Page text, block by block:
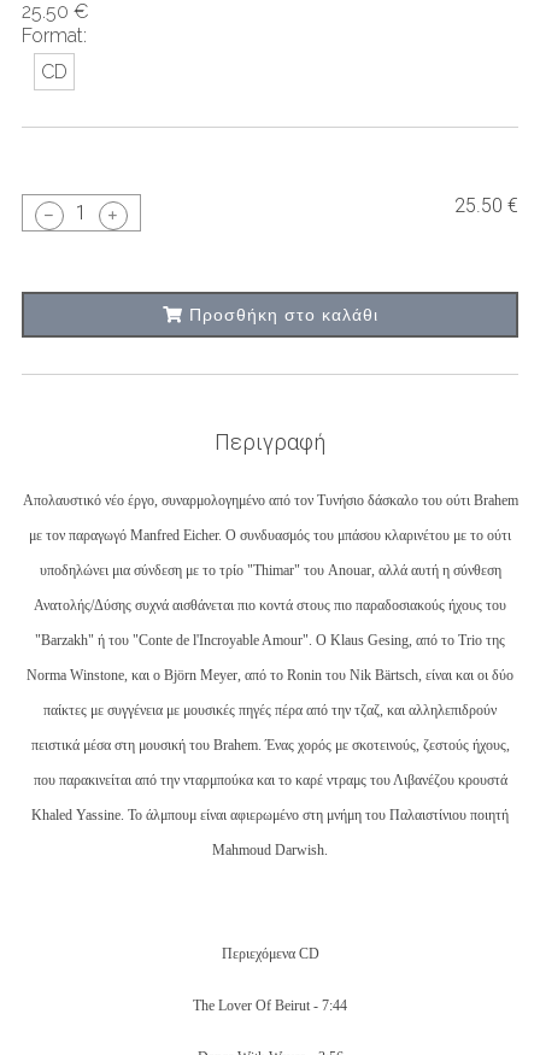
25.50 €
Format:
CD
1 25.50 €
Προσθήκη στο καλάθι
Περιγραφή
Απολαυστικό νέο έργο, συναρμολογημένο από τον Τυνήσιο δάσκαλο του ούτι Brahem
με τον παραγωγό Manfred Eicher. Ο συνδυασμός του μπάσου κλαρινέτου με το ούτι
υποδηλώνει μια σύνδεση με το τρίο "Thimar" του Anouar, αλλά αυτή η σύνθεση
Ανατολής/Δύσης συχνά αισθάνεται πιο κοντά στους πιο παραδοσιακούς ήχους του
"Barzakh" ή του "Conte de l'Incroyable Amour". Ο Klaus Gesing, από το Trio της
Norma Winstone, και ο Björn Meyer, από το Ronin του Nik Bärtsch, είναι και οι δύο
παίκτες με συγγένεια με μουσικές πηγές πέρα από την τζαζ, και αλληλεπιδρούν
πειστικά μέσα στη μουσική του Brahem. Ένας χορός με σκοτεινούς, ζεστούς ήχους,
που παρακινείται από την νταρμπούκα και το καρέ ντραμς του Λιβανέζου κρουστά
Khaled Yassine. Το άλμπουμ είναι αφιερωμένο στη μνήμη του Παλαιστίνιου ποιητή
Mahmoud Darwish.
Περιεχόμενα CD
The Lover Of Beirut - 7:44